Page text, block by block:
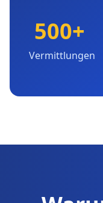
500+
Vermittlungen